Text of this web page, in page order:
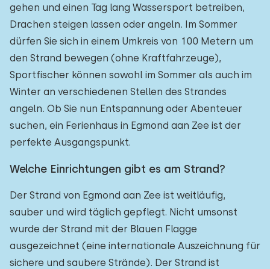
gehen und einen Tag lang Wassersport betreiben,
Drachen steigen lassen oder angeln. Im Sommer
dürfen Sie sich in einem Umkreis von 100 Metern um
den Strand bewegen (ohne Kraftfahrzeuge),
Sportfischer können sowohl im Sommer als auch im
Winter an verschiedenen Stellen des Strandes
angeln. Ob Sie nun Entspannung oder Abenteuer
suchen, ein Ferienhaus in Egmond aan Zee ist der
perfekte Ausgangspunkt.
Welche Einrichtungen gibt es am Strand?
Der Strand von Egmond aan Zee ist weitläufig,
sauber und wird täglich gepflegt. Nicht umsonst
wurde der Strand mit der Blauen Flagge
ausgezeichnet (eine internationale Auszeichnung für
sichere und saubere Strände). Der Strand ist